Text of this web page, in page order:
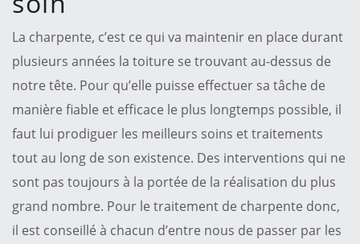
La charpente, c’est ce qui va maintenir en place durant
plusieurs années la toiture se trouvant au-dessus de
notre tête. Pour qu’elle puisse effectuer sa tâche de
manière fiable et efficace le plus longtemps possible, il
faut lui prodiguer les meilleurs soins et traitements
tout au long de son existence. Des interventions qui ne
sont pas toujours à la portée de la réalisation du plus
grand nombre. Pour le traitement de charpente donc,
il est conseillé à chacun d’entre nous de passer par les